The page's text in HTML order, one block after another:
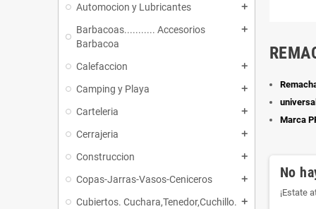
Automocion y Lubricantes add
Barbacoas........... Accesorios
Barbacoa
add
Calefaccion add
Camping y Playa add
Carteleria add
Cerrajeria add
Construccion add
Copas-Jarras-Vasos-Ceniceros add
Cubiertos. Cuchara,Tenedor,Cuchillo. add
Marca
No
¡Estate